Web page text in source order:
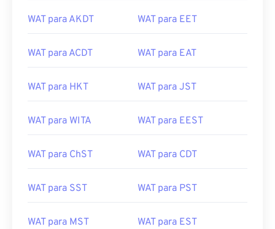
WAT para AKDT WAT para EET
WAT para ACDT WAT para EAT
WAT para HKT WAT para JST
WAT para WITA WAT para EEST
WAT para ChST WAT para CDT
WAT para SST WAT para PST
WAT para MST WAT para EST